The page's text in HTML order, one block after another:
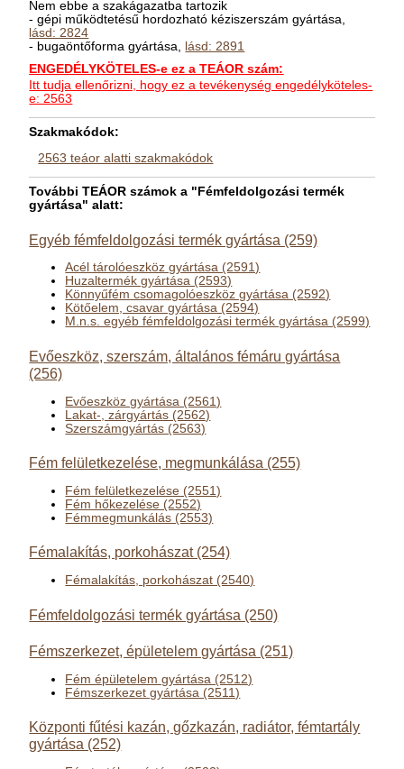
Nem ebbe a szakágazatba tartozik
- gépi működtetésű hordozható kéziszerszám gyártása,
lásd: 2824
- bugaöntőforma gyártása, lásd: 2891
ENGEDÉLYKÖTELES-e ez a TEÁOR szám:
Itt tudja ellenőrizni, hogy ez a tevékenység engedélyköteles-
e: 2563
Szakmakódok:
2563 teáor alatti szakmakódok
További TEÁOR számok a "Fémfeldolgozási termék
gyártása" alatt:
Egyéb fémfeldolgozási termék gyártása (259)
Acél tárolóeszköz gyártása (2591)
Huzaltermék gyártása (2593)
Könnyűfém csomagolóeszköz gyártása (2592)
Kötőelem, csavar gyártása (2594)
M.n.s. egyéb fémfeldolgozási termék gyártása (2599)
Evőeszköz, szerszám, általános fémáru gyártása
(256)
Evőeszköz gyártása (2561)
Lakat-, zárgyártás (2562)
Szerszámgyártás (2563)
Fém felületkezelése, megmunkálása (255)
Fém felületkezelése (2551)
Fém hőkezelése (2552)
Fémmegmunkálás (2553)
Fémalakítás, porkohászat (254)
Fémalakítás, porkohászat (2540)
Fémfeldolgozási termék gyártása (250)
Fémszerkezet, épületelem gyártása (251)
Fém épületelem gyártása (2512)
Fémszerkezet gyártása (2511)
Központi fűtési kazán, gőzkazán, radiátor, fémtartály
gyártása (252)